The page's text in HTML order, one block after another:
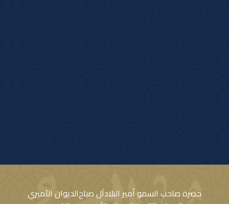
حضرة صاحب السمو أمير البلادآل صباحالديوان الأميري